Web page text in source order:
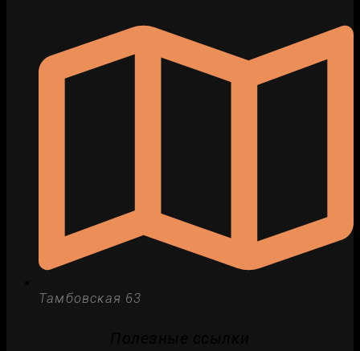
Тамбовская 63